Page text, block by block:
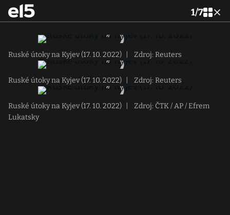
1/7
Ruské útoky na Kyjev (17. 10. 2022) Zdroj: Reuters
Ruské útoky na Kyjev (17. 10. 2022) Zdroj: Reuters
Ruské útoky na Kyjev (17. 10. 2022)
Zdroj: ČTK / AP / Efrem
Lukatsky